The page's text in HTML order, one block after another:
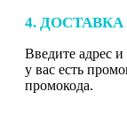
4.
Введите адрес и
у вас есть
промокода.